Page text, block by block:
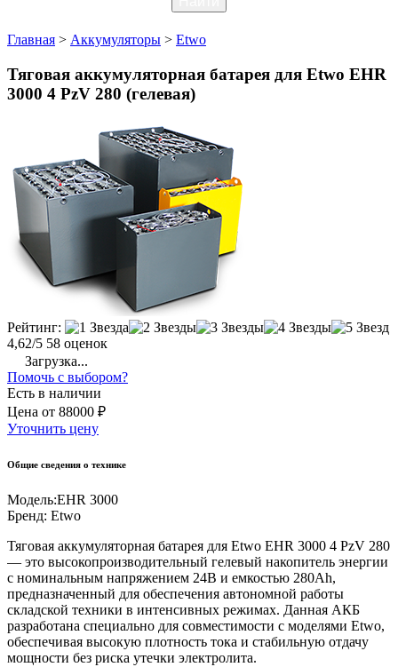
Главная > Аккумуляторы > Etwo
Тяговая аккумуляторная батарея для Etwo EHR
3000 4 PzV 280 (гелевая)
Рейтинг:
4,62/5 58 оценок
Загрузка...
Помочь с выбором?
Есть в наличии
Цена от 88000 ₽
Уточнить цену
Общие сведения о технике
Модель:EHR 3000
Бренд: Etwo
Тяговая аккумуляторная батарея для Etwo EHR 3000 4 PzV 280
— это высокопроизводительный гелевый накопитель энергии
с номинальным напряжением 24В и емкостью 280Ah,
предназначенный для обеспечения автономной работы
складской техники в интенсивных режимах. Данная АКБ
разработана специально для совместимости с моделями Etwo,
обеспечивая высокую плотность тока и стабильную отдачу
мощности без риска утечки электролита.